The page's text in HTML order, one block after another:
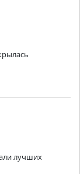
лучших